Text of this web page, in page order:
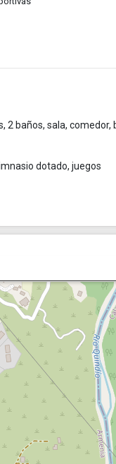
baños, sala, comedor,
dotado, juegos